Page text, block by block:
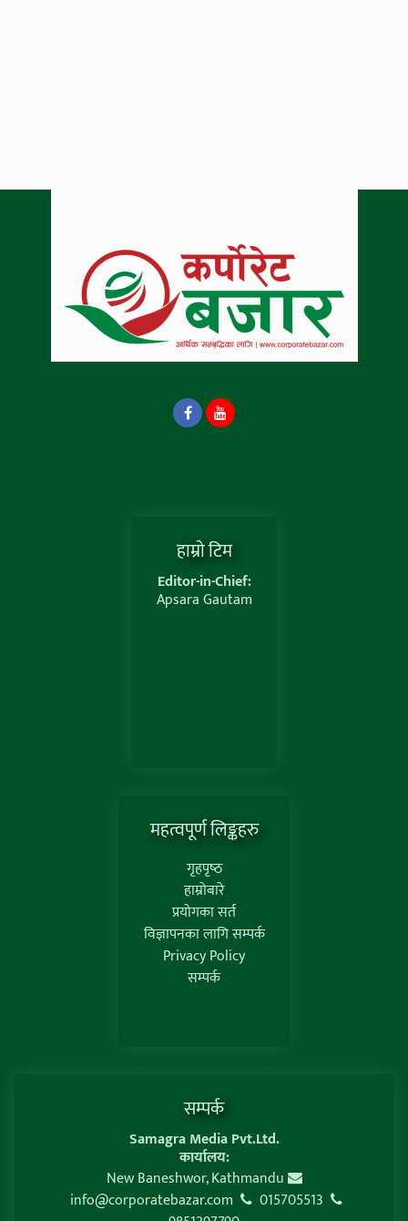
हाम्राे टिम
Editor-in-Chief:
Apsara Gautam
महत्वपूर्ण लिङ्कहरु
गृहपृष्‍ठ
हाम्रोबारे
प्रयोगका सर्त
विज्ञापनका लागि सम्पर्क
Privacy Policy
सम्पर्क
सम्पर्क
Samagra Media Pvt.Ltd.
कार्यालय:
New Baneshwor, Kathmandu
info@corporatebazar.com
015705513